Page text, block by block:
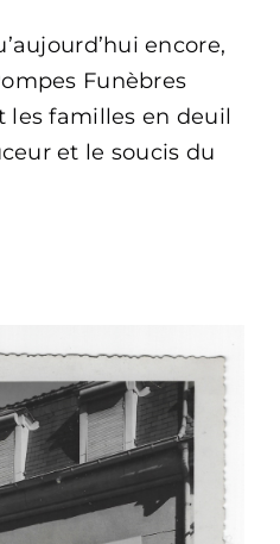
encore,
Funèbres
les familles en deuil
et le soucis du